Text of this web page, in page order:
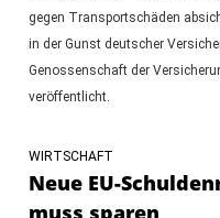
gegen Transportschäden
in der Gunst deutscher
Genossenschaft der
veröffentlicht.
WIRTSCHAFT
Neue EU-
muss sparen